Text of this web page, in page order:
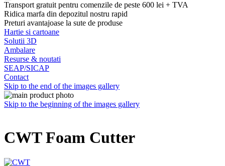
Transport gratuit pentru comenzile de peste 600 lei + TVA
Ridica marfa din depozitul nostru rapid
Preturi avantajoase la sute de produse
Hartie si cartoane
Solutii 3D
Ambalare
Resurse & noutati
SEAP/SICAP
Contact
Skip to the end of the images gallery
Skip to the beginning of the images gallery
CWT Foam Cutter